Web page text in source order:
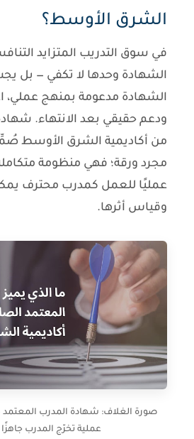
الشرق الأوسط؟
في سوق التدريب المتزايد
الشهادة وحدها لا تكفي — بل
الشهادة مدعومة بمنهج عملي،
ودعم حقيقي بعد الانتهاء.
من أكاديمية الشرق الأوسط
مجرد ورقة؛ فهي منظومة
عمليًا للعمل كمدرب محترف
وقياس أثرها.
صورة الغلاف: شهادة المدرب المعتمد —
عملية تخرّج المدرب